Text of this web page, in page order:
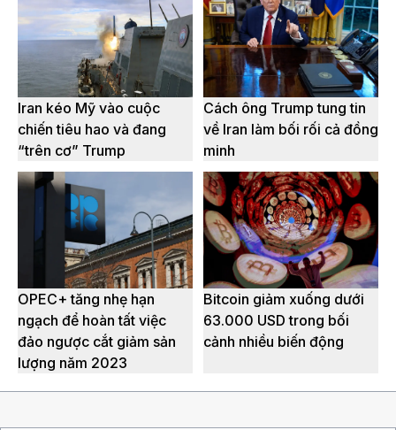
Iran kéo Mỹ vào cuộc
chiến tiêu hao và đang
“trên cơ” Trump
Cách ông Trump tung tin
về Iran làm bối rối cả đồng
minh
OPEC+ tăng nhẹ hạn
ngạch để hoàn tất việc
đảo ngược cắt giảm sản
lượng năm 2023
Bitcoin giảm xuống dưới
63.000 USD trong bối
cảnh nhiều biến động